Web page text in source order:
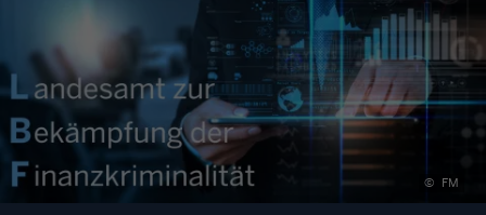
© FM